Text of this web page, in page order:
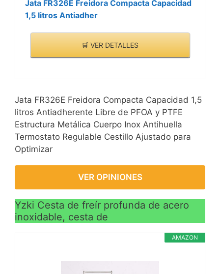
Jata FR326E Freidora Compacta Capacidad
1,5 litros Antiadher
🛒 VER DETALLES
Jata FR326E Freidora Compacta Capacidad 1,5
litros Antiadherente Libre de PFOA y PTFE
Estructura Metálica Cuerpo Inox Antihuella
Termostato Regulable Cestillo Ajustado para
Optimizar
VER OPINIONES
Yzki Cesta de freír profunda de acero
inoxidable, cesta de
AMAZON